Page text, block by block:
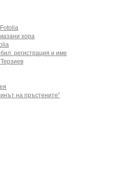
хора
регистрация и име
на пръстените”